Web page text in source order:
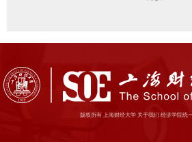
版权所有 上海财经大学 关于我们 经济学院统